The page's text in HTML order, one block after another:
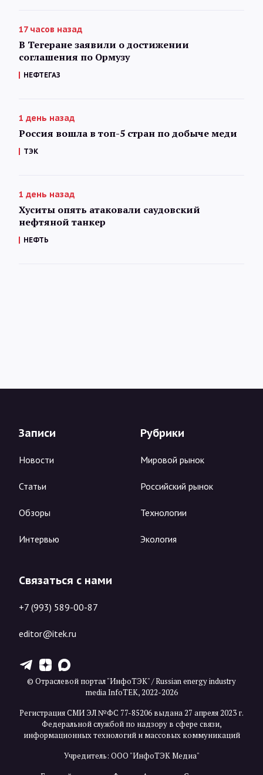
17 часов назад
В Тегеране заявили о достижении
соглашения по Ормузу
НЕФТЕГАЗ
1 день назад
Россия вошла в топ-5 стран по добыче меди
ТЭК
1 день назад
Хуситы опять атаковали саудовский
нефтяной танкер
НЕФТЬ
Записи
Новости
Статьи
Обзоры
Интервью
Рубрики
Мировой рынок
Российский рынок
Технологии
Экология
Связаться с нами
+7 (993) 589-00-87
editor@itek.ru
T Z X
© Отраслевой портал "ИнфоТЭК" / Russian energy industry
media InfoTEK, 2022-2026
Регистрация СМИ ЭЛ №ФС 77-85206 выдана 27 апреля 2023 г.
Федеральной службой по надзору в сфере связи,
информационных технологий и массовых коммуникаций
Учредитель: ООО "ИнфоТЭК Медиа"